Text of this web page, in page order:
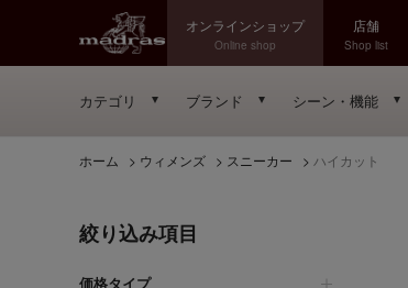
オンラインショップ
Online shop
店舗
Shop list
カテゴリ ブランド シーン・機能
ホーム > ウィメンズ > スニーカー > ハイカット
絞り込み項目
価格タイプ